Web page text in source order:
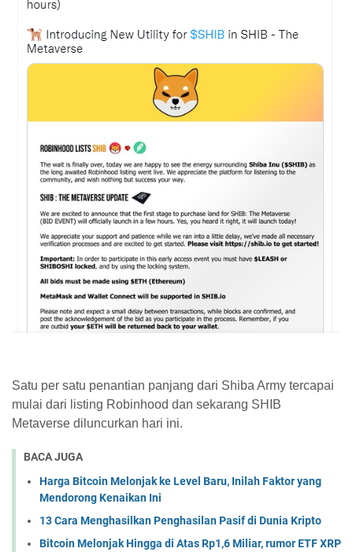
Satu per satu penantian panjang dari Shiba Army tercapai
mulai dari listing Robinhood dan sekarang SHIB
Metaverse diluncurkan hari ini.
BACA JUGA
Harga Bitcoin Melonjak ke Level Baru, Inilah Faktor yang
Mendorong Kenaikan Ini
13 Cara Menghasilkan Penghasilan Pasif di Dunia Kripto
Bitcoin Melonjak Hingga di Atas Rp1,6 Miliar, rumor ETF XRP